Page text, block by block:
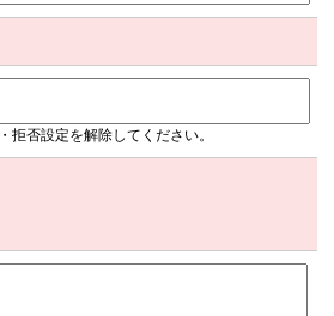
拒否設定を解除してください。